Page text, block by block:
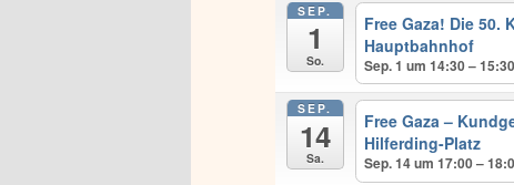
SEP.
1
So.
Free Gaza! Die
Hauptbahnhof
Sep. 1 um 14:30 – 15:30
SEP.
14
Sa.
Free Gaza –
Hilferding-Platz
Sep. 14 um 17:00 –